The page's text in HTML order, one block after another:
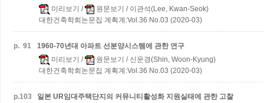
미리보기 / 원문보기 / 이관석(Lee, Kwan-Seok)
대한건축학회논문집 계획계:Vol.36 No.03 (2020-03)
p. 91
1960-70년대 아파트 선분양시스템에 관한 연구
미리보기 / 원문보기 / 신운경(Shin, Woon-Kyung)
대한건축학회논문집 계획계:Vol.36 No.03 (2020-03)
p.103
일본 UR임대주택단지의 커뮤니티활성화 지원실태에 관한 고찰